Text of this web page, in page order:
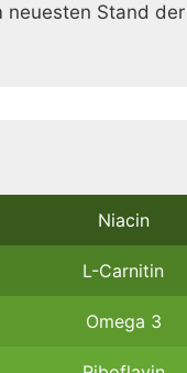
Stand der
Niacin
L-Carnitin
Omega 3